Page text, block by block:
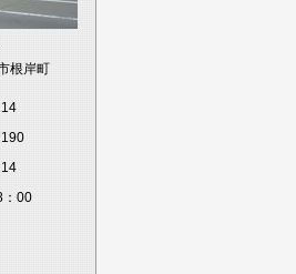
根岸町
：00